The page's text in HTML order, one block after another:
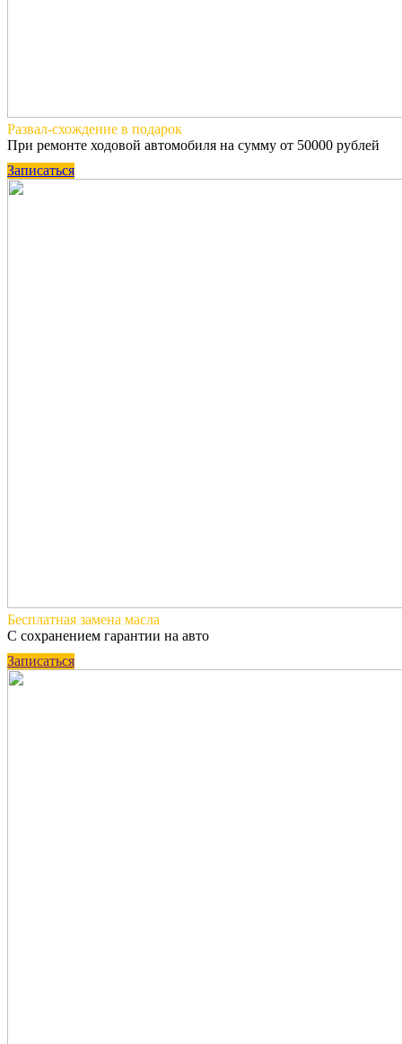
Развал-схождение в подарок
При ремонте ходовой автомобиля на сумму от 50000 рублей
Записаться
Бесплатная замена масла
С сохранением гарантии на авто
Записаться